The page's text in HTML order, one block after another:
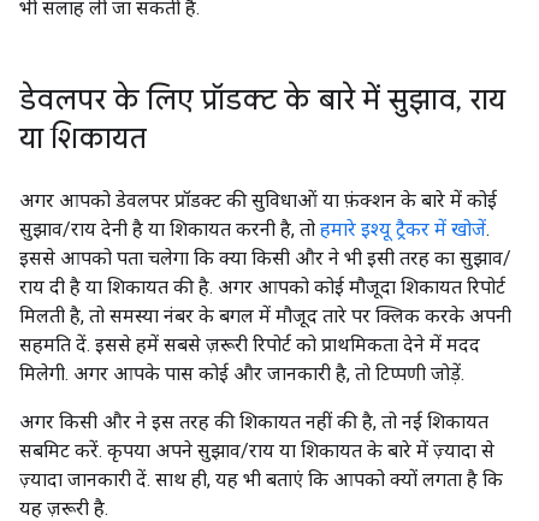
भी सलाह ली जा सकती है.
डेवलपर के लिए प्रॉडक्ट के बारे में सुझाव, राय
या शिकायत
अगर आपको डेवलपर प्रॉडक्ट की सुविधाओं या फ़ंक्शन के बारे में कोई
सुझाव/राय देनी है या शिकायत करनी है, तो हमारे इश्यू ट्रैकर में खोजें.
इससे आपको पता चलेगा कि क्या किसी और ने भी इसी तरह का सुझाव/
राय दी है या शिकायत की है. अगर आपको कोई मौजूदा शिकायत रिपोर्ट
मिलती है, तो समस्या नंबर के बगल में मौजूद तारे पर क्लिक करके अपनी
सहमति दें. इससे हमें सबसे ज़रूरी रिपोर्ट को प्राथमिकता देने में मदद
मिलेगी. अगर आपके पास कोई और जानकारी है, तो टिप्पणी जोड़ें.
अगर किसी और ने इस तरह की शिकायत नहीं की है, तो नई शिकायत
सबमिट करें. कृपया अपने सुझाव/राय या शिकायत के बारे में ज़्यादा से
ज़्यादा जानकारी दें. साथ ही, यह भी बताएं कि आपको क्यों लगता है कि
यह ज़रूरी है.